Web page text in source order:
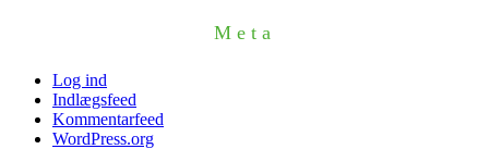
Meta
Log ind
Indlægsfeed
Kommentarfeed
WordPress.org